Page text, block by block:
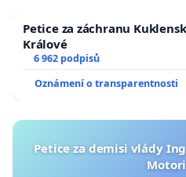
Petice za záchranu
Králové
6 962 podpisů
Oznámení o transparentnosti
Petice za demisi vlády